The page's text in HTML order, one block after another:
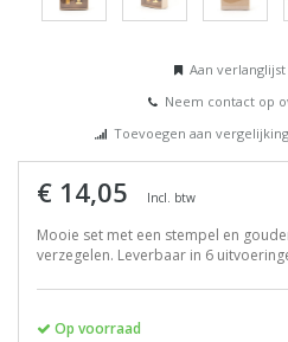
Aan
Neem contact op
Toevoegen aan vergelijking
€ 14,05 Incl. btw
Mooie set met een stempel en
verzegelen. Leverbaar in 6
Op voorraad